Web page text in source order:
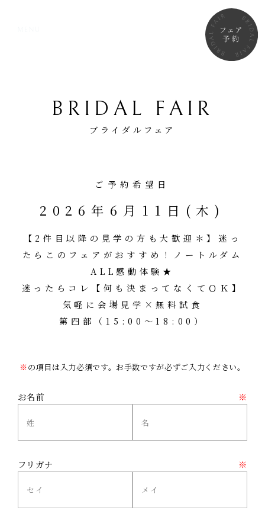
BRIDAL FAIR
ブライダルフェア
ご予約希望日
2026年6月11日(木)
【2件目以降の見学の方も大歓迎＊】迷っ
たらこのフェアがおすすめ！ノートルダム
ALL感動体験★
迷ったらコレ【何も決まってなくてＯＫ】
気軽に会場見学×無料試食
第四部（15:00～18:00）
※の項目は入力必須です。お手数ですが必ずご入力ください。
お名前 ※
フリガナ ※